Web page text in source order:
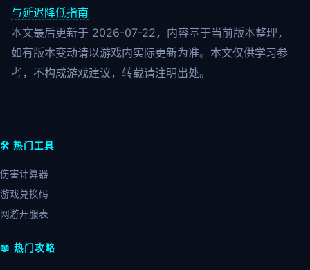
与延迟降低指南
本文最后更新于 2026-07-22，内容基于当前版本整理，
如有版本变动请以游戏内实际更新为准。本文仅供学习参
考，不构成游戏建议，转载请注明出处。
🛠️ 热门工具
伤害计算器
游戏兑换码
网游开服表
📖 热门攻略